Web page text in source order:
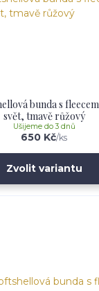
bunda s
svět, tmavě růžový
650 Kč/ks
Ušijeme do 3 dnů
Zvolit variantu